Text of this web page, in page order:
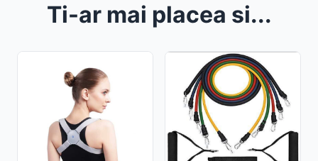
Ti-ar mai placea si...